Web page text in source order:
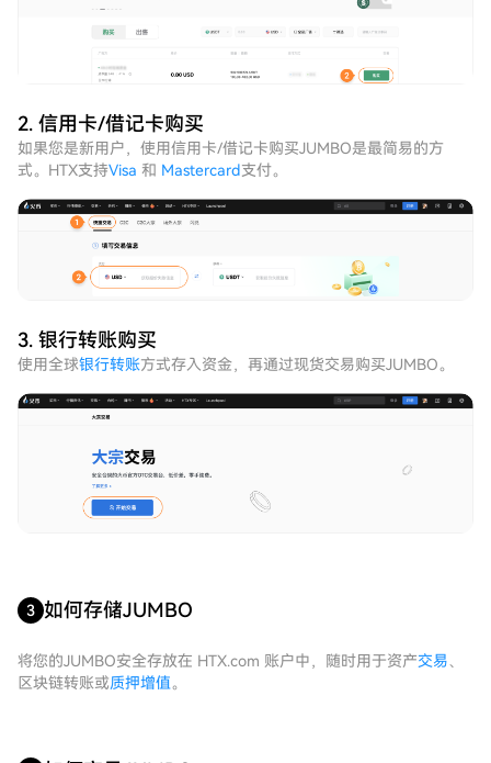
2. 信用卡/借记卡购买
如果您是新用户，使用信用卡/借记卡购买JUMBO是最简易的方
式。HTX支持Visa 和 Mastercard支付。
3. 银行转账购买
使用全球银行转账方式存入资金，再通过现货交易购买JUMBO。
3 如何存储JUMBO
将您的JUMBO安全存放在 HTX.com 账户中，随时用于资产交易、
区块链转账或质押增值。